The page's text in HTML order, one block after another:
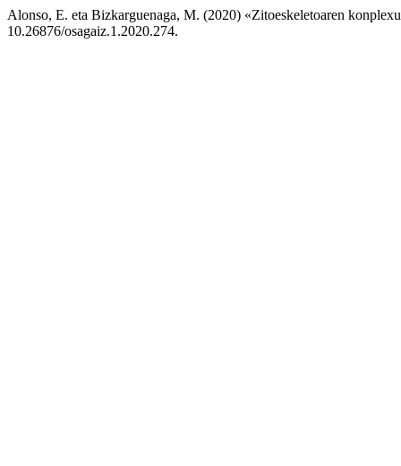
Alonso, E. eta Bizkarguenaga, M. (2020) «Zitoeskeletoaren
10.26876/osagaiz.1.2020.274.